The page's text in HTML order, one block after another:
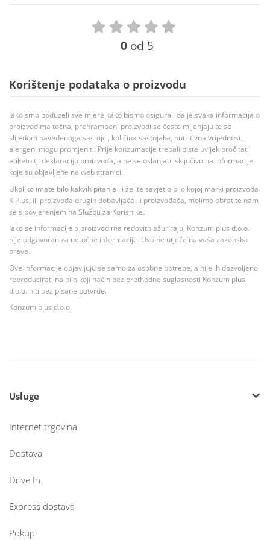
0 od 5
Korištenje podataka o proizvodu
Iako smo poduzeli sve mjere kako bismo osigurali da je svaka informacija o
proizvodima točna, prehrambeni proizvodi se često mijenjaju te se
slijedom navedenoga sastojci, količina sastojaka, nutritivna vrijednost,
alergeni mogu promjeniti. Prije konzumacije trebali biste uvijek pročitati
etiketu tj. deklaraciju proizvoda, a ne se oslanjati isključivo na informacije
koje su objavljene na web stranici.
Ukoliko imate bilo kakvih pitanja ili želite savjet o bilo kojoj marki proizvoda
K Plus, ili proizvoda drugih dobavljača ili proizvođača, molimo obratite nam
se s povjerenjem na Službu za Korisnike.
Iako se informacije o proizvodima redovito ažuriraju, Konzum plus d.o.o.
nije odgovoran za netočne informacije. Ovo ne utječe na vaša zakonska
prava.
Ove informacije objavljuju se samo za osobne potrebe, a nije ih dozvoljeno
reproducirati na bilo koji način bez prethodne suglasnosti Konzum plus
d.o.o. niti bez pisane potvrde.
Konzum plus d.o.o.
Usluge
Internet trgovina
Dostava
Drive In
Express dostava
Pokupi